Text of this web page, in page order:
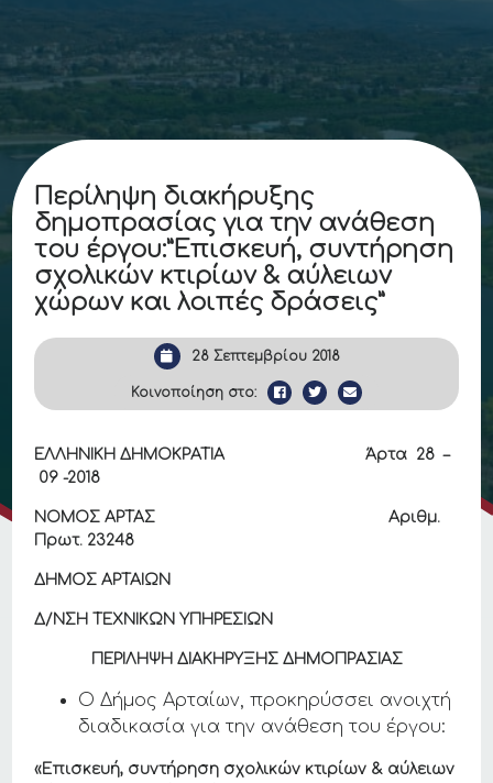
Περίληψη διακήρυξης
δημοπρασίας για την ανάθεση
του έργου:”Επισκευή, συντήρηση
σχολικών κτιρίων & αύλειων
χώρων και λοιπές δράσεις”
28 Σεπτεμβρίου 2018
Κοινοποίηση στο:
ΕΛΛΗΝΙΚΗ ΔΗΜΟΚΡΑΤΙΑ Άρτα 28 –
09 -2018
ΝΟΜΟΣ ΑΡΤΑΣ Αριθμ.
Πρωτ. 23248
ΔΗΜΟΣ ΑΡΤΑΙΩΝ
Δ/ΝΣΗ ΤΕΧΝΙΚΩΝ ΥΠΗΡΕΣΙΩΝ
ΠΕΡΙΛΗΨΗ ΔΙΑΚΗΡΥΞΗΣ ΔΗΜΟΠΡΑΣΙΑΣ
Ο Δήμος Αρταίων, προκηρύσσει ανοιχτή
διαδικασία για την ανάθεση του έργου:
«Επισκευή, συντήρηση σχολικών κτιρίων & αύλειων